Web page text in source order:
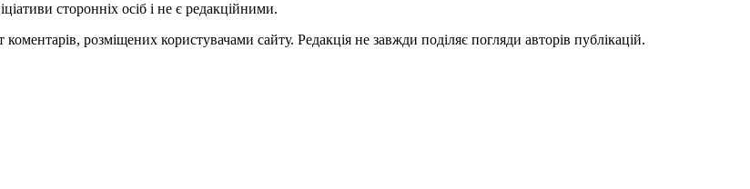
сторонніх осіб і не є редакційними.
розміщених користувачами сайту. Редакція не завжди поділяє погляди авторів публікацій.